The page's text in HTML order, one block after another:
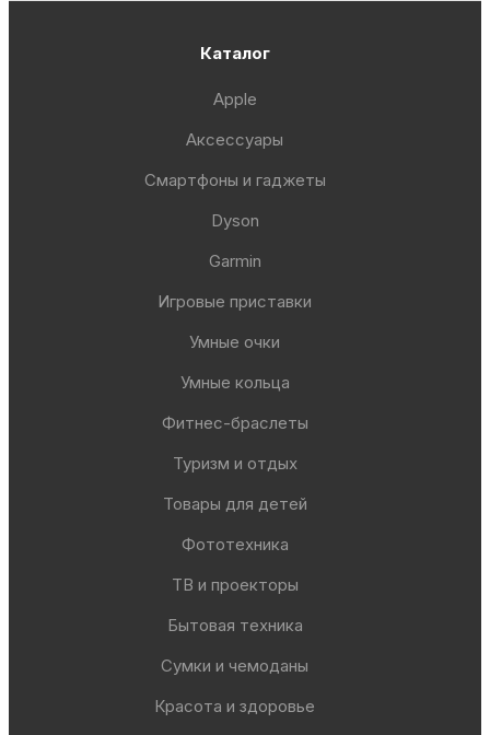
Каталог
Apple
Аксессуары
Смартфоны и гаджеты
Dyson
Garmin
Игровые приставки
Умные очки
Умные кольца
Фитнес-браслеты
Туризм и отдых
Товары для детей
Фототехника
ТВ и проекторы
Бытовая техника
Сумки и чемоданы
Красота и здоровье